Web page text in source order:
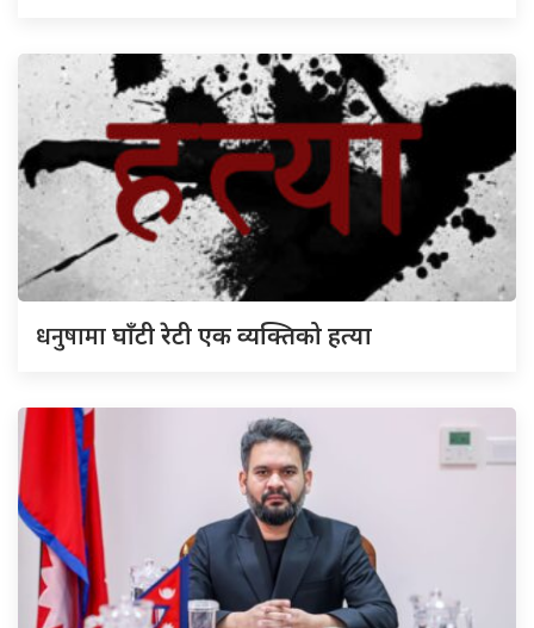
धनुषामाघाँटी रेटी एक व्यक्तिको हत्या